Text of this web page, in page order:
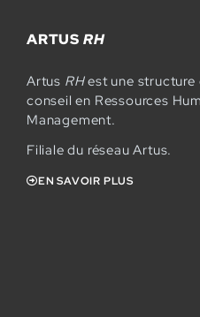
ARTUS RH
Artus RHest une structure
conseil en Ressources
Management.
Filiale du réseau Artus.
EN SAVOIR PLUS